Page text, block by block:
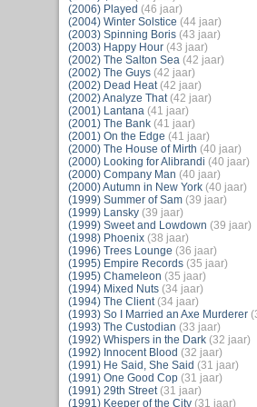
(2006) Played (46 jaar)
(2004) Winter Solstice (44 jaar)
(2003) Spinning Boris (43 jaar)
(2003) Happy Hour (43 jaar)
(2002) The Salton Sea (42 jaar)
(2002) The Guys (42 jaar)
(2002) Dead Heat (42 jaar)
(2002) Analyze That (42 jaar)
(2001) Lantana (41 jaar)
(2001) The Bank (41 jaar)
(2001) On the Edge (41 jaar)
(2000) The House of Mirth (40 jaar)
(2000) Looking for Alibrandi (40 jaar)
(2000) Company Man (40 jaar)
(2000) Autumn in New York (40 jaar)
(1999) Summer of Sam (39 jaar)
(1999) Lansky (39 jaar)
(1999) Sweet and Lowdown (39 jaar)
(1998) Phoenix (38 jaar)
(1996) Trees Lounge (36 jaar)
(1995) Empire Records (35 jaar)
(1995) Chameleon (35 jaar)
(1994) Mixed Nuts (34 jaar)
(1994) The Client (34 jaar)
(1993) So I Married an Axe Murderer
(1993) The Custodian (33 jaar)
(1992) Whispers in the Dark (32 jaar)
(1992) Innocent Blood (32 jaar)
(1991) He Said, She Said (31 jaar)
(1991) One Good Cop (31 jaar)
(1991) 29th Street (31 jaar)
(1991) Keeper of the City (31 jaar)